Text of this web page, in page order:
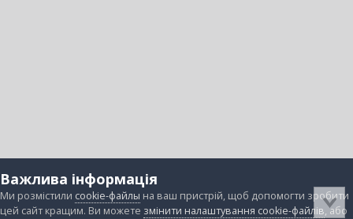
Важлива інформація
Ми розмістили cookie-файлы на ваш пристрій, щоб допомогти зробити
цей сайт кращим. Ви можете змінити налаштування cookie-файлів, або